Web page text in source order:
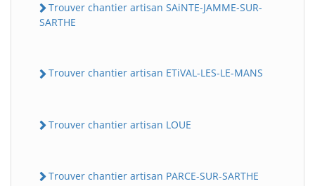
Trouver chantier artisan SAiNTE-JAMME-SUR-
SARTHE
Trouver chantier artisan ETiVAL-LES-LE-MANS
Trouver chantier artisan LOUE
Trouver chantier artisan PARCE-SUR-SARTHE